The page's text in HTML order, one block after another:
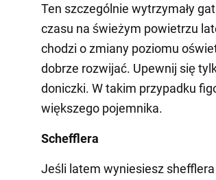
Ten szczególnie wytrzymały
czasu na świeżym powietrzu
chodzi o zmiany poziomu
dobrze rozwijać. Upewnij się
doniczki. W takim przypadku
większego pojemnika.
Schefflera
Jeśli latem wyniesiesz